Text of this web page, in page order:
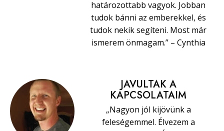
határozottabb vagyok. Jobban
tudok bánni az emberekkel, és
tudok nekik segíteni. Most már
ismerem önmagam.” – Cynthia
JAVULTAK A
KAPCSOLATAIM
„Nagyon jól kijövünk a
feleségemmel. Élvezem a